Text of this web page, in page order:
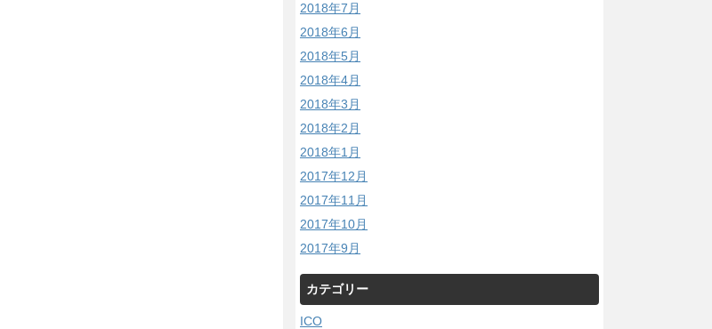
2018年7月
2018年6月
2018年5月
2018年4月
2018年3月
2018年2月
2018年1月
2017年12月
2017年11月
2017年10月
2017年9月
カテゴリー
ICO